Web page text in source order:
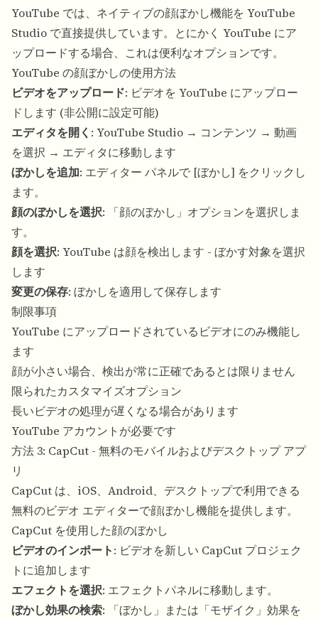
YouTube では、ネイティブの顔ぼかし機能を YouTube
Studio で直接提供しています。とにかく YouTube にア
ップロードする場合、これは便利なオプションです。
YouTube の顔ぼかしの使用方法
ビデオをアップロード: ビデオを YouTube にアップロー
ドします (非公開に設定可能)
エディタを開く : YouTube Studio → コンテンツ → 動画
を選択 → エディタに移動します
ぼかしを追加: エディター パネルで [ぼかし] をクリックし
ます。
顔のぼかしを選択: 「顔のぼかし」オプションを選択しま
す。
顔を選択: YouTube は顔を検出します - ぼかす対象を選択
します
変更の保存: ぼかしを適用して保存します
制限事項
YouTube にアップロードされているビデオにのみ機能し
ます
顔が小さい場合、検出が常に正確であるとは限りません
限られたカスタマイズオプション
長いビデオの処理が遅くなる場合があります
YouTube アカウントが必要です
方法 3: CapCut - 無料のモバイルおよびデスクトップ アプ
リ
CapCut は、iOS、Android、デスクトップで利用できる
無料のビデオ エディターで顔ぼかし機能を提供します。
CapCut を使用した顔のぼかし
ビデオのインポート: ビデオを新しい CapCut プロジェク
トに追加します
エフェクトを選択: エフェクトパネルに移動します。
ぼかし効果の検索: 「ぼかし」または「モザイク」効果を